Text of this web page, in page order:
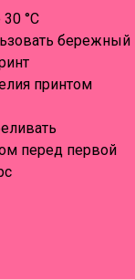
°C
бережный
принтом
перед первой